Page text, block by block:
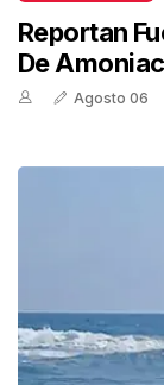
Reportan
De
Agosto 06